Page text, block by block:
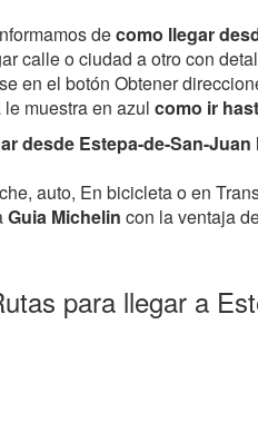
decomo llegar
calle o ciudad a otro con
en el botón Obtener
muestra en azul como ir
desde Estepa-de-San-
auto, En bicicleta o en
Guia Michelin con la ventaja
para llegar a